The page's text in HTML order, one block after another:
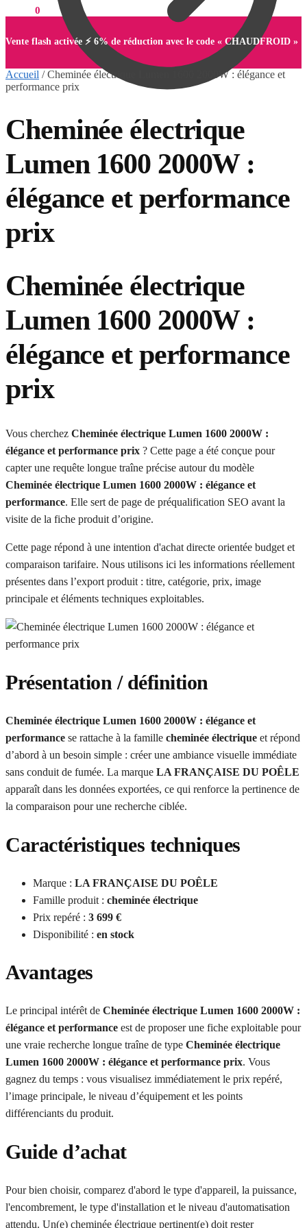
0,00 € 0
0
Vente flash activée ⚡ 6% de réduction avec le code « CHAUDFROID »
Accueil /Cheminée électrique Lumen 1600 2000W : élégance et
performance prix
Cheminée électrique
Lumen 1600 2000W :
élégance et performance
prix
Cheminée électrique
Lumen 1600 2000W :
élégance et performance
prix
Vous cherchez Cheminée électrique Lumen 1600 2000W :
élégance et performance prix ? Cette page a été conçue pour
capter une requête longue traîne précise autour du modèle
Cheminée électrique Lumen 1600 2000W : élégance et
performance. Elle sert de page de préqualification SEO avant la
visite de la fiche produit d’origine.
Cette page répond à une intention d'achat directe orientée budget et
comparaison tarifaire. Nous utilisons ici les informations réellement
présentes dans l’export produit : titre, catégorie, prix, image
principale et éléments techniques exploitables.
Présentation / définition
Cheminée électrique Lumen 1600 2000W : élégance et
performance se rattache à la famille cheminée électrique et répond
d’abord à un besoin simple : créer une ambiance visuelle immédiate
sans conduit de fumée. La marque LA FRANÇAISE DU POÊLE
apparaît dans les données exportées, ce qui renforce la pertinence de
la comparaison pour une recherche ciblée.
Caractéristiques techniques
Marque : LA FRANÇAISE DU POÊLE
Famille produit : cheminée électrique
Prix repéré : 3 699 €
Disponibilité : en stock
Avantages
Le principal intérêt de Cheminée électrique Lumen 1600 2000W :
élégance et performance est de proposer une fiche exploitable pour
une vraie recherche longue traîne de type Cheminée électrique
Lumen 1600 2000W : élégance et performance prix. Vous
gagnez du temps : vous visualisez immédiatement le prix repéré,
l’image principale, le niveau d’équipement et les points
différenciants du produit.
Guide d’achat
Pour bien choisir, comparez d'abord le type d'appareil, la puissance,
l'encombrement, le type d'installation et le niveau d'automatisation
attendu. Un(e) cheminée électrique pertinent(e) doit rester